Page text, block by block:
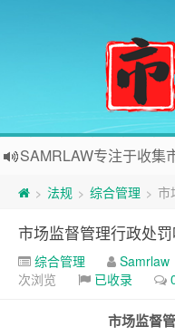
SAMRLAW专注于收集
> 法规 > 综合管理 > 市
市场监督管理行政处
综合管理 Samrlaw
次浏览
已收录
市场监督